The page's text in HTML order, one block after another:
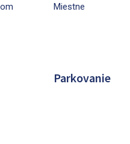
Miestne
Parkovanie